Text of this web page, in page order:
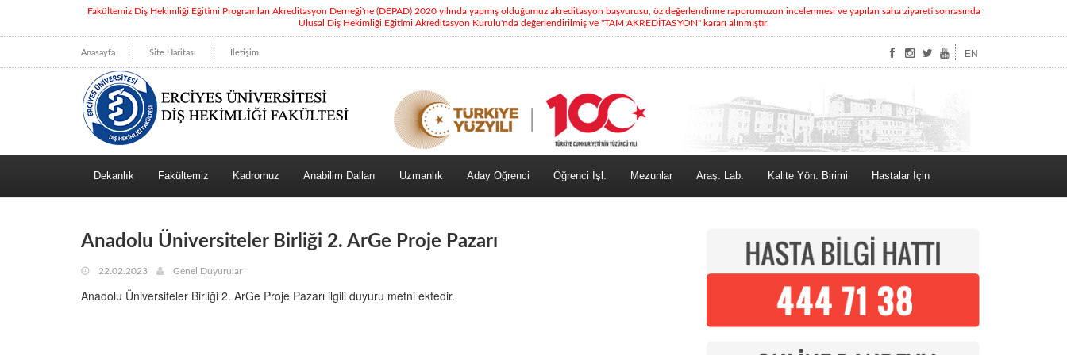
Fakültemiz Diş Hekimliği Eğitimi Programları Akreditasyon Derneği'ne (DEPAD) 2020 yılında yapmış olduğumuz akreditasyon başvurusu, öz değerlendirme raporumuzun incelenmesi ve yapılan saha ziyareti sonrasında
Ulusal Diş Hekimliği Eğitimi Akreditasyon Kurulu'nda değerlendirilmiş ve "TAM AKREDİTASYON" kararı alınmıştır.
Anasayfa Site Haritası İletişim EN
Dekanlık Fakültemiz Kadromuz Anabilim Dalları Uzmanlık Aday Öğrenci Öğrenci İşl. Mezunlar Araş. Lab. Kalite Yön. Birimi Hastalar İçin
Anadolu Üniversiteler Birliği 2. ArGe Proje Pazarı
22.02.2023 Genel Duyurular
Anadolu Üniversiteler Birliği 2. ArGe Proje Pazarı ilgili duyuru metni ektedir.